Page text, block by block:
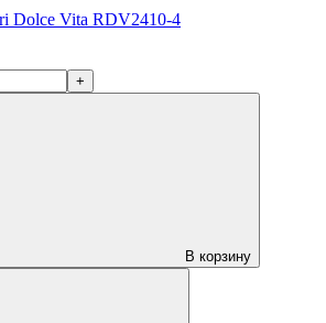
Dolce Vita RDV2410-4
+
В корзину